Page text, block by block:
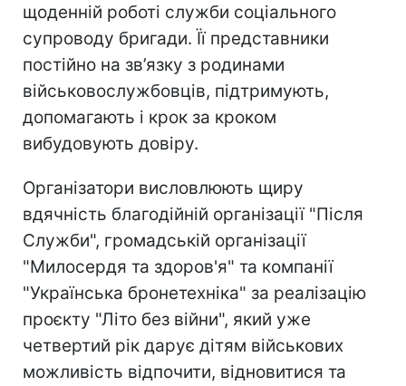
щоденній роботі служби соціального
супроводу бригади. Її представники
постійно на зв’язку з родинами
військовослужбовців, підтримують,
допомагають і крок за кроком
вибудовують довіру.
Організатори висловлюють щиру
вдячність благодійній організації "Після
Служби", громадській організації
"Милосердя та здоров'я" та компанії
"Українська бронетехніка" за реалізацію
проєкту "Літо без війни", який уже
четвертий рік дарує дітям військових
можливість відпочити, відновитися та